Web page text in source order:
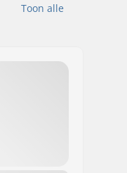
Toon alle